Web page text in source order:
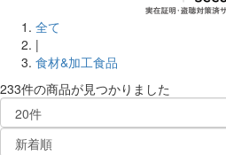
全て
|
食材&加工食品
233件の商品が見つかりました